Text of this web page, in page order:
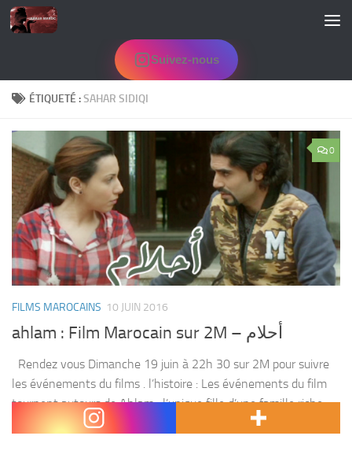
Skip to content
Suivez-nous
ÉTIQUETÉ :SAHAR SIDIQI
0
FILMS MAROCAINS 10 JUIN 2016
ahlam : Film Marocain sur 2M – أحلام
Rendez vous Dimanche 19 juin à 22h 30 sur 2M pour suivre
les événements du films . l’histoire : Les événements du film
tournent autours de Ahlam , l’unique fille d’une famille riche,
vivant la...